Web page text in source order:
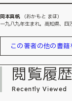
岡本真帆
（おかもと まほ）
一九八九年生まれ。高知県、四
この著者の他の書籍
閲覧履歴
Recently Viewed